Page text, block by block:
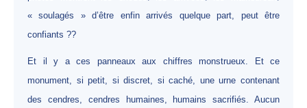
« soulagés » d’être enfin arrivés quelque part, peut être
confiants ??
Et il y a ces panneaux aux chiffres monstrueux. Et ce
monument, si petit, si discret, si caché, une urne contenant
des cendres, cendres humaines, humains sacrifiés. Aucun